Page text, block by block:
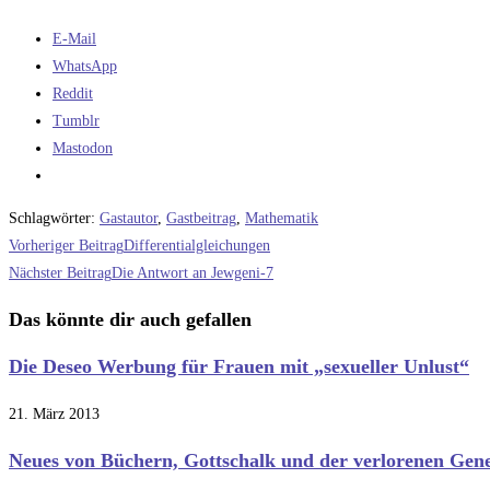
E-Mail
WhatsApp
Reddit
Tumblr
Mastodon
Schlagwörter: Gastautor, Gastbeitrag, Mathematik
Weitere
Artikel
ansehen
Vorheriger BeitragDifferentialgleichungen
Nächster BeitragDie Antwort an Jewgeni-7
Das könnte dir auch gefallen
Die Deseo Werbung für Frauen mit „sexueller Unlust“
21. März 2013
Neues von Büchern, Gottschalk und der verlorenen